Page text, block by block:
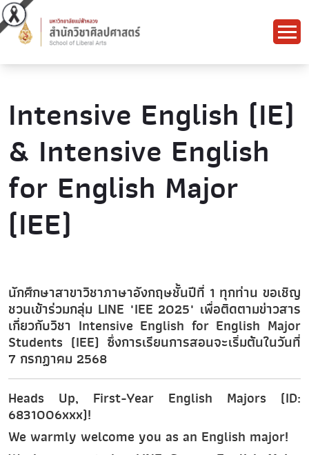
Intensive English (IE)
& Intensive English
for English Major
(IEE)
นักศึกษาสาขาวิชาภาษาอังกฤษชั้นปีที่ 1 ทุกท่าน ขอเชิญ
ชวนเข้าร่วมกลุ่ม LINE "IEE 2025" เพื่อติดตามข่าวสาร
เกี่ยวกับวิชา Intensive English for English Major
Students (IEE) ซึ่งการเรียนการสอนจะเริ่มต้นในวันที่
7 กรกฏาคม 2568
Heads Up, First-Year English Majors (ID:
6831006xxx)!
We warmly welcome you as an English major!